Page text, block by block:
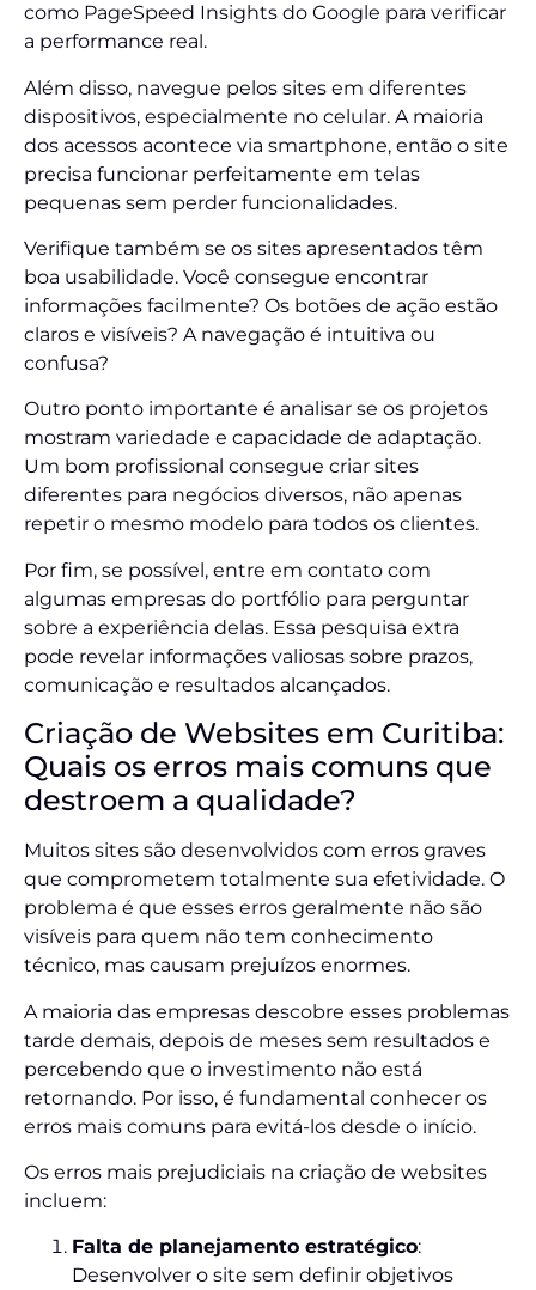
como PageSpeed Insights do Google para verificar
a performance real.
Além disso, navegue pelos sites em diferentes
dispositivos, especialmente no celular. A maioria
dos acessos acontece via smartphone, então o site
precisa funcionar perfeitamente em telas
pequenas sem perder funcionalidades.
Verifique também se os sites apresentados têm
boa usabilidade. Você consegue encontrar
informações facilmente? Os botões de ação estão
claros e visíveis? A navegação é intuitiva ou
confusa?
Outro ponto importante é analisar se os projetos
mostram variedade e capacidade de adaptação.
Um bom profissional consegue criar sites
diferentes para negócios diversos, não apenas
repetir o mesmo modelo para todos os clientes.
Por fim, se possível, entre em contato com
algumas empresas do portfólio para perguntar
sobre a experiência delas. Essa pesquisa extra
pode revelar informações valiosas sobre prazos,
comunicação e resultados alcançados.
Criação de Websites em Curitiba:
Quais os erros mais comuns que
destroem a qualidade?
Muitos sites são desenvolvidos com erros graves
que comprometem totalmente sua efetividade. O
problema é que esses erros geralmente não são
visíveis para quem não tem conhecimento
técnico, mas causam prejuízos enormes.
A maioria das empresas descobre esses problemas
tarde demais, depois de meses sem resultados e
percebendo que o investimento não está
retornando. Por isso, é fundamental conhecer os
erros mais comuns para evitá-los desde o início.
Os erros mais prejudiciais na criação de websites
incluem:
Falta de planejamento estratégico:
Desenvolver o site sem definir objetivos